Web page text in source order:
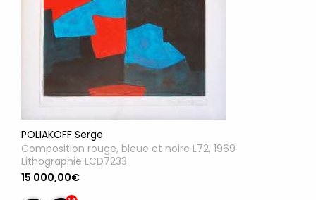
POLIAKOFF Serge
Composition rouge, bleue et noire L72, 1969
Lithographie LCD7233
15 000,00€